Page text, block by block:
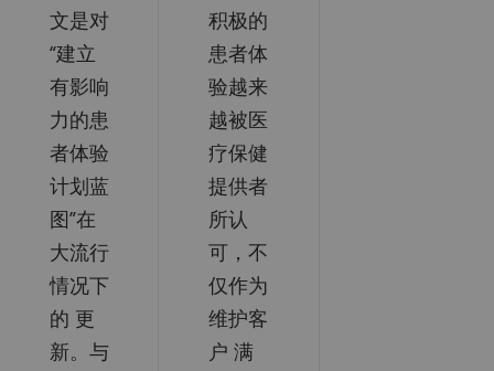
⽂是对
“建⽴
有影响
⼒的患
者体验
计划蓝
图”在
⼤流⾏
情况下
的 更
新。与
积极的
患者体
验越来
越被医
疗保健
提供者
所认
可，不
仅作为
维护客
户 满